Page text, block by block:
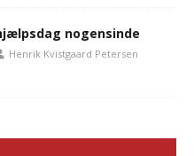
nogensinde
Henrik Kvistgaard Petersen